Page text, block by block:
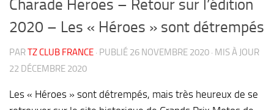
Charade Heroes – Retour sur l’édition
2020 – Les « Héroes » sont détrempés
PARTZ CLUB FRANCE · PUBLIÉ 26 NOVEMBRE 2020 · MIS À JOUR
22 DÉCEMBRE 2020
Les « Héroes » sont détrempés, mais très heureux de se